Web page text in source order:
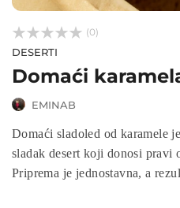


 (0)
DESERTI
Domaći
EMINAB
Domaći sladoled od karamele
sladak desert koji donosi pravi
Priprema je jednostavna, a